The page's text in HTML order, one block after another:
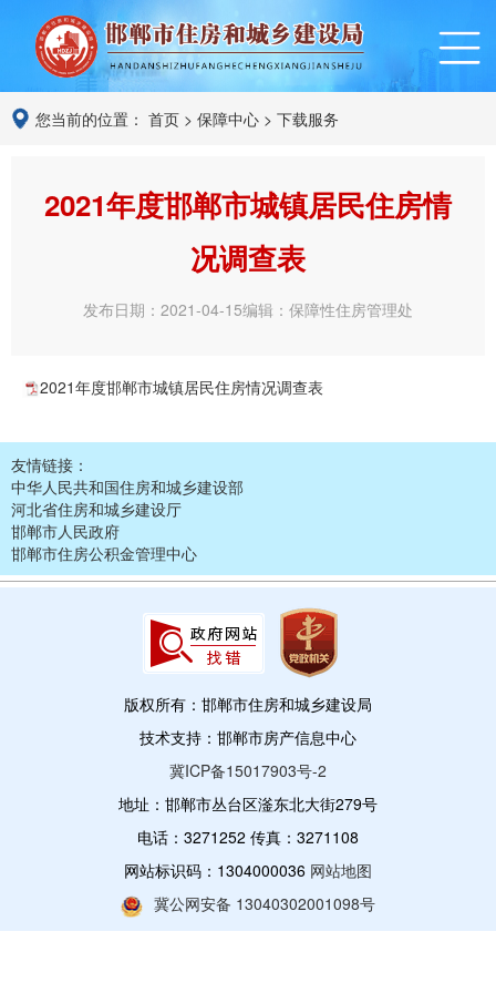
您当前的位置： 首页 > 保障中心 > 下载服务
2021年度邯郸市城镇居民住房情
况调查表
发布日期：2021-04-15编辑：保障性住房管理处
2021年度邯郸市城镇居民住房情况调查表
友情链接：
中华人民共和国住房和城乡建设部
河北省住房和城乡建设厅
邯郸市人民政府
邯郸市住房公积金管理中心
版权所有：邯郸市住房和城乡建设局
技术支持：邯郸市房产信息中心
冀ICP备15017903号-2
地址：邯郸市丛台区滏东北大街279号
电话：3271252 传真：3271108
网站标识码：1304000036 网站地图
冀公网安备 13040302001098号